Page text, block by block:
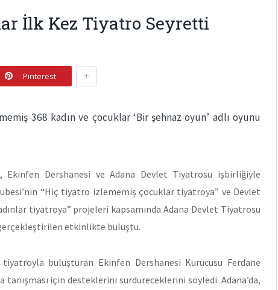
İlk Kez Tiyatro Seyretti
Pinterest +
368 kadın ve çocuklar ‘Bir şehnaz oyun’ adlı oyunu
Ekinfen Dershanesi ve Adana Devlet Tiyatrosu işbirliğiyle
“Hiç tiyatro izlememiş çocuklar tiyatroya” ve Devlet
tiyatroya” projeleri kapsamında Adana Devlet Tiyatrosu
gerçekleştirilen etkinlikte buluştu.
buluşturan Ekinfen Dershanesi Kurucusu Ferdane
için desteklerini sürdüreceklerini söyledi. Adana’da,